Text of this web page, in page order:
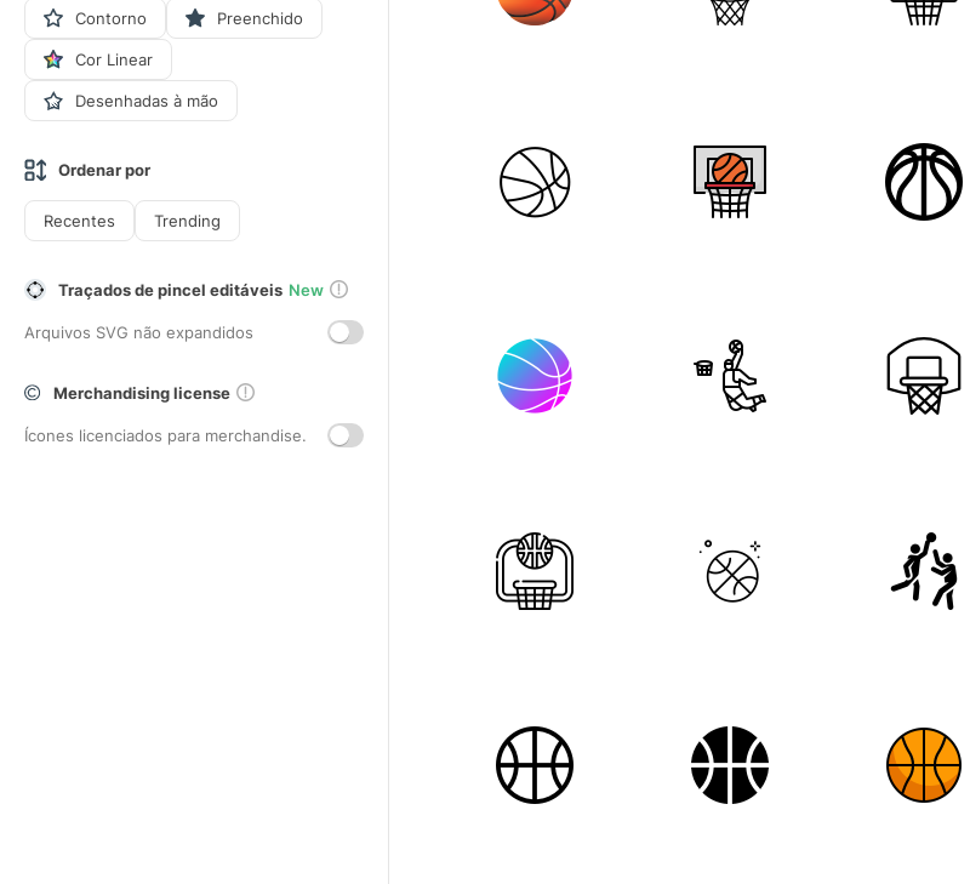
Contorno Preenchido
Cor Linear
Desenhadas à mão
Ordenar por
Recentes Trending
Traçados de pincel editáveis New
Arquivos SVG não expandidos
Merchandising license
Ícones licenciados para merchandise.